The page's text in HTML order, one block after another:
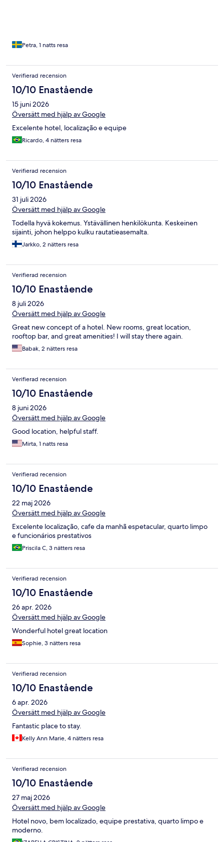
Petra, 1 natts resa
Verifierad recension
10/10 Enastående
15 juni 2026
Översätt med hjälp av Google
Excelente hotel, localização e equipe
Ricardo, 4 nätters resa
Verifierad recension
10/10 Enastående
31 juli 2026
Översätt med hjälp av Google
Todella hyvä kokemus. Ystävällinen henkilökunta. Keskeinen
sijainti, johon helppo kulku rautatieasemalta.
Jarkko, 2 nätters resa
Verifierad recension
10/10 Enastående
8 juli 2026
Översätt med hjälp av Google
Great new concept of a hotel. New rooms, great location,
rooftop bar, and great amenities! I will stay there again.
Babak, 2 nätters resa
Verifierad recension
10/10 Enastående
8 juni 2026
Översätt med hjälp av Google
Good location, helpful staff.
Mirta, 1 natts resa
Verifierad recension
10/10 Enastående
22 maj 2026
Översätt med hjälp av Google
Excelente localização, cafe da manhã espetacular, quarto limpo
e funcionários prestativos
Priscila C, 3 nätters resa
Verifierad recension
10/10 Enastående
26 apr. 2026
Översätt med hjälp av Google
Wonderful hotel great location
Sophie, 3 nätters resa
Verifierad recension
10/10 Enastående
6 apr. 2026
Översätt med hjälp av Google
Fantastic place to stay.
Kelly Ann Marie, 4 nätters resa
Verifierad recension
10/10 Enastående
27 maj 2026
Översätt med hjälp av Google
Hotel novo, bem localizado, equipe prestativa, quarto limpo e
moderno.